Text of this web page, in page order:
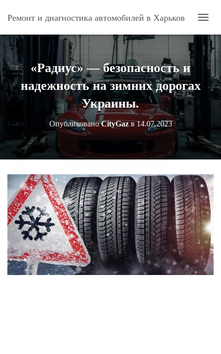
Ремонт и диагностика автомобилей в Харьков
Е
Е
А
А
Ц
И
Ю
«Радиус» — безопасность и
надежность на зимних дорогах
Украины.
ОпубликованоCityGazв14.07.2023